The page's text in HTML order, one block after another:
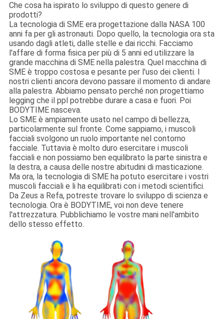
Che cosa ha ispirato lo sviluppo di questo genere di
prodotti?
La tecnologia di SME era progettazione dalla NASA 100
anni fa per gli astronauti. Dopo quello, la tecnologia ora sta
usando dagli atleti, dalle stelle e dai ricchi. Facciamo
l'affare di forma fisica per più di 5 anni ed utilizzare la
grande macchina di SME nella palestra. Quel macchina di
SME è troppo costosa e pesante per l'uso dei clienti. I
nostri clienti ancora devono passare il momento di andare
alla palestra. Abbiamo pensato perché non progettiamo
legging che il ppl potrebbe durare a casa e fuori. Poi
BODYTIME nasceva.
Lo SME è ampiamente usato nel campo di bellezza,
particolarmente sul fronte. Come sappiamo, i muscoli
facciali svolgono un ruolo importante nel contorno
facciale. Tuttavia è molto duro esercitare i muscoli
facciali e non possiamo ben equilibrato la parte sinistra e
la destra, a causa delle nostre abitudini di masticazione.
Ma ora, la tecnologia di SME ha potuto esercitare i vostri
muscoli facciali e li ha equilibrati con i metodi scientifici.
Da Zeus a Refa, potreste trovare lo sviluppo di scienza e
tecnologia. Ora è BODYTIME, voi non deve tenere
l'attrezzatura. Pubblichiamo le vostre mani nell'ambito
dello stesso effetto.